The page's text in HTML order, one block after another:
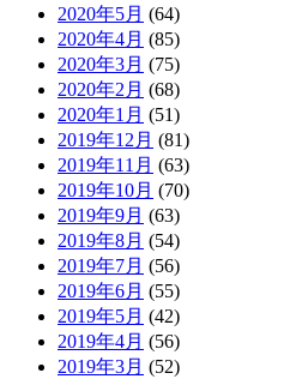
2020年5月 (64)
2020年4月 (85)
2020年3月 (75)
2020年2月 (68)
2020年1月 (51)
2019年12月 (81)
2019年11月 (63)
2019年10月 (70)
2019年9月 (63)
2019年8月 (54)
2019年7月 (56)
2019年6月 (55)
2019年5月 (42)
2019年4月 (56)
2019年3月 (52)